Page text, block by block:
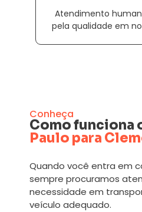
Atendimento
pela qualidade em
Conheça
Como funciona
Paulo para
Quando você entra em
sempre procuramos
necessidade em
veículo adequado.